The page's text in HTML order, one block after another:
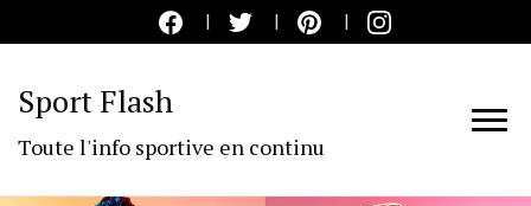
Sport Flash
Toute l'info sportive en continu